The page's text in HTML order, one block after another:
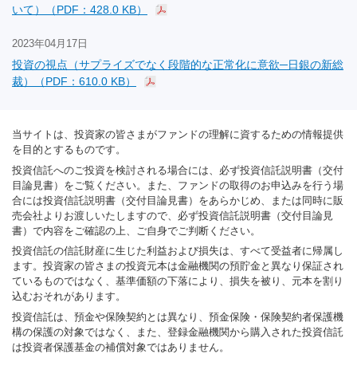
いて）（PDF：428.0 KB）
2023年04月17日
投資の視点（サプライズでなく段階的な正常化に意欲─日銀の新総
裁）（PDF：610.0 KB）
当サイトは、投資家の皆さまがファンドの理解に資するための情報提供
を目的とするものです。
投資信託へのご投資を検討される場合には、必ず投資信託説明書（交付
目論見書）をご覧ください。また、ファンドの取得のお申込みを行う場
合には投資信託説明書（交付目論見書）をあらかじめ、または同時に販
売会社よりお渡しいたしますので、必ず投資信託説明書（交付目論見
書）で内容をご確認の上、ご自身でご判断ください。
投資信託の信託財産に生じた利益および損失は、すべて受益者に帰属し
ます。投資家の皆さまの投資元本は金融機関の預貯金と異なり保証され
ているものではなく、基準価額の下落により、損失を被り、元本を割り
込むおそれがあります。
投資信託は、預金や保険契約とは異なり、預金保険・保険契約者保護機
構の保護の対象ではなく、また、登録金融機関から購入された投資信託
は投資者保護基金の補償対象ではありません。